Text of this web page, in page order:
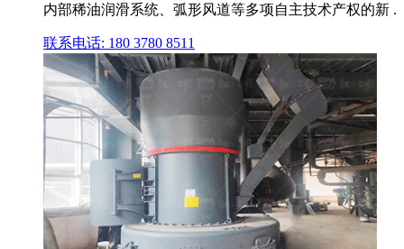
内部稀油润滑系统、弧形风道等多项自主技术产权的新 .
联系电话: 180 3780 8511